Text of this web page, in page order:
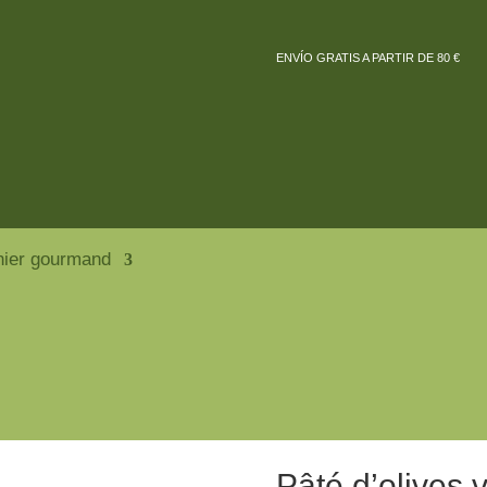
ENVÍO GRATIS A PARTIR DE 80 €
gourmand